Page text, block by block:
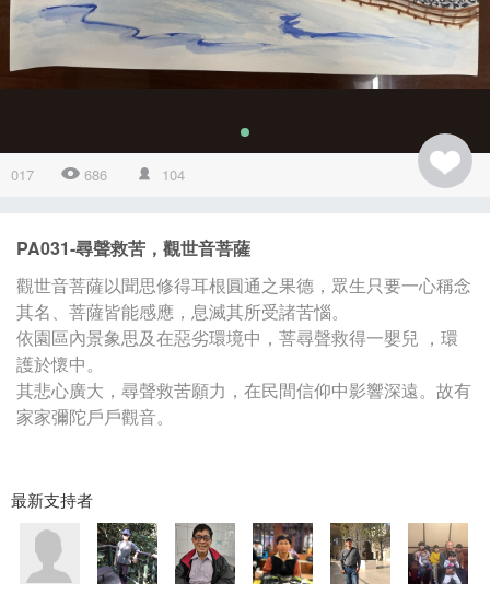
017 686 104
PA031-尋聲救苦，觀世音菩薩
觀世音菩薩以聞思修得耳根圓通之果德，眾生只要一心稱念
其名、菩薩皆能感應，息滅其所受諸苦惱。
依園區內景象思及在惡劣環境中，菩尋聲救得一嬰兒 ，環
護於懷中。
其悲心廣大，尋聲救苦願力，在民間信仰中影響深遠。故有
家家彌陀戶戶觀音。
最新支持者